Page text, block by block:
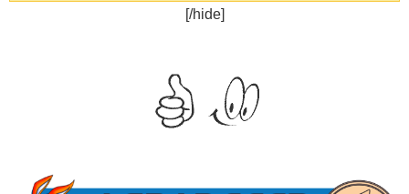
[/hide]